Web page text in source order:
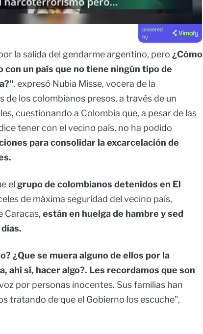
powered
by
la salida del gendarme argentino, pero ¿Cómo
con un país que no tiene ningún tipo de
, expresó Nubia Misse, vocera de la
de los colombianos presos, a través de un
cuestionando a Colombia que, a pesar de las
tener con el vecino país, no ha podido
para consolidar la excarcelación de
el grupo de colombianos detenidos en El
de máxima seguridad del vecino país,
Caracas, están en huelga de hambre y sed
¿Que se muera alguno de ellos por la
ahi sí, hacer algo?. Les recordamos que son
por personas inocentes. Sus familias han
tratando de que el Gobierno los escuche",